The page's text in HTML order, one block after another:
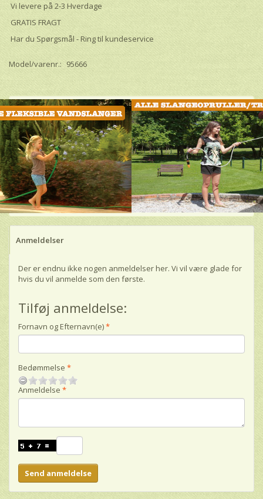
Vi levere på 2-3 Hverdage
GRATIS FRAGT
Har du Spørgsmål - Ring til kundeservice
Model/varenr.: 95666
Anmeldelser
Der er endnu ikke nogen anmeldelser her. Vi vil være glade for
hvis du vil anmelde som den første.
Tilføj anmeldelse:
Fornavn og Efternavn(e)
Bedømmelse
Anmeldelse
Send anmeldelse